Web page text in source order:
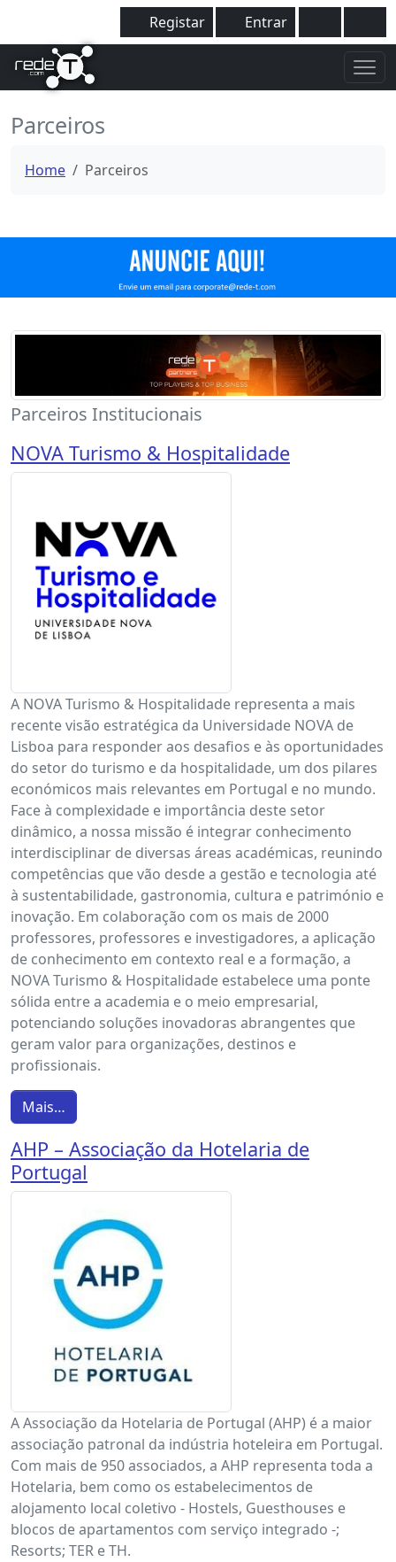
Registar Entrar
Parceiros
Home Parceiros
Parceiros Institucionais
NOVA Turismo & Hospitalidade
A NOVA Turismo & Hospitalidade representa a mais
recente visão estratégica da Universidade NOVA de
Lisboa para responder aos desafios e às oportunidades
do setor do turismo e da hospitalidade, um dos pilares
económicos mais relevantes em Portugal e no mundo.
Face à complexidade e importância deste setor
dinâmico, a nossa missão é integrar conhecimento
interdisciplinar de diversas áreas académicas, reunindo
competências que vão desde a gestão e tecnologia até
à sustentabilidade, gastronomia, cultura e património e
inovação. Em colaboração com os mais de 2000
professores, professores e investigadores, a aplicação
de conhecimento em contexto real e a formação, a
NOVA Turismo & Hospitalidade estabelece uma ponte
sólida entre a academia e o meio empresarial,
potenciando soluções inovadoras abrangentes que
geram valor para organizações, destinos e
profissionais.
Mais…
AHP – Associação da Hotelaria de
Portugal
A Associação da Hotelaria de Portugal (AHP) é a maior
associação patronal da indústria hoteleira em Portugal.
Com mais de 950 associados, a AHP representa toda a
Hotelaria, bem como os estabelecimentos de
alojamento local coletivo - Hostels, Guesthouses e
blocos de apartamentos com serviço integrado -;
Resorts; TER e TH.